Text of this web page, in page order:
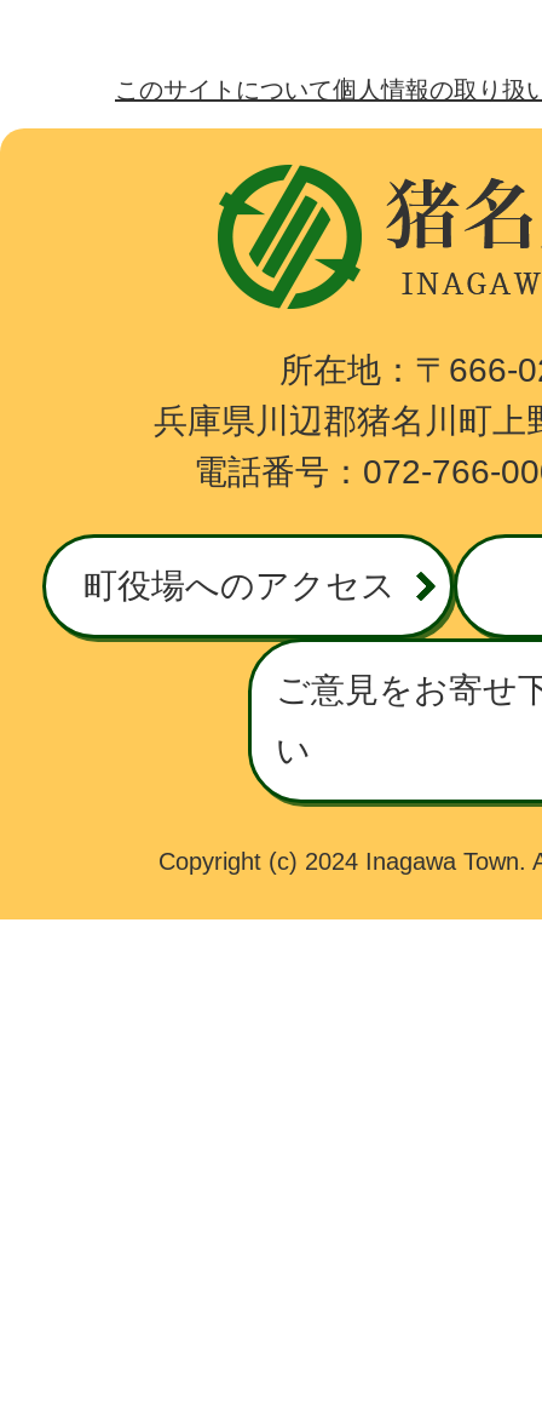
このサイトについて個人情報の取り扱
猪
名
川
N
A
G
A
T
所在地：〒
兵庫県川辺郡猪名川町上
電話番号：072-766-
町役場へのアクセス
ご意見をお寄せ
い
Copyright (c) 2024 Inagawa Town.